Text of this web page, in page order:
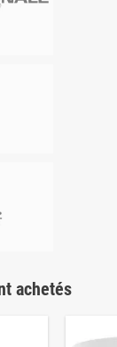
achetés